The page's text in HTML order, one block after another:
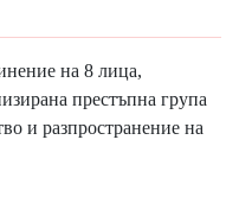
на 8 лица,
престъпна група
и разпространение на